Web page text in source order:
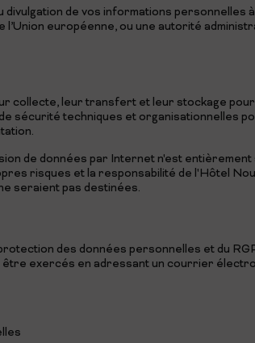
de vos informations personnelles
européenne, ou une autorité
collecte, leur transfert et leur stockage
sécurité techniques et organisationnelles
de données par Internet n'est
risques et la responsabilité de l'Hôtel
seraient pas destinées.
des données personnelles et du
exercés en adressant un courrier